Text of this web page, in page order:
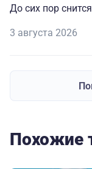
До сих пор
3 августа 2026
Похожие